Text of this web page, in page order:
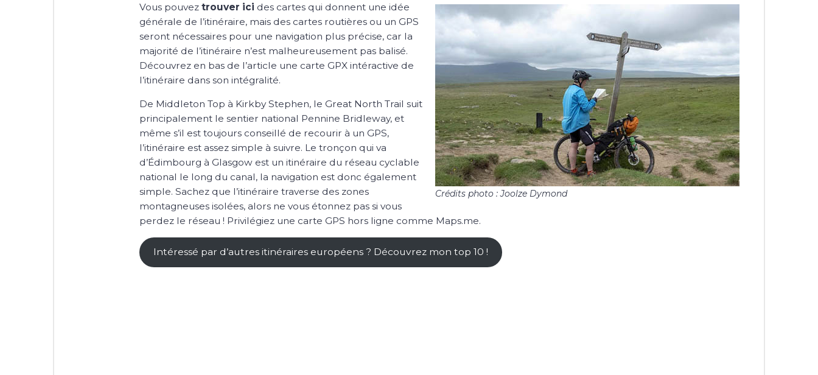
Crédits photo : Joolze Dymond
Vous pouvez trouver ici des cartes qui donnent une idée
générale de l’itinéraire, mais des cartes routières ou un GPS
seront nécessaires pour une navigation plus précise, car la
majorité de l’itinéraire n’est malheureusement pas balisé.
Découvrez en bas de l’article une carte GPX intéractive de
l’itinéraire dans son intégralité.
De Middleton Top à Kirkby Stephen, le Great North Trail suit
principalement le sentier national Pennine Bridleway, et
même s’il est toujours conseillé de recourir à un GPS,
l’itinéraire est assez simple à suivre. Le tronçon qui va
d’Édimbourg à Glasgow est un itinéraire du réseau cyclable
national le long du canal, la navigation est donc également
simple. Sachez que l’itinéraire traverse des zones
montagneuses isolées, alors ne vous étonnez pas si vous
perdez le réseau ! Privilégiez une carte GPS hors ligne comme Maps.me.
Intéressé par d’autres itinéraires européens ? Découvrez mon top 10 !